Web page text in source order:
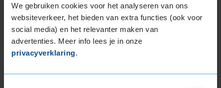
We gebruiken cookies voor het analyseren van ons
websiteverkeer, het bieden van extra functies (ook voor
social media) en het relevanter maken van
advertenties. Meer info lees je in onze
privacyverklaring.
245/40R19 98Y EXTRALOAD
255/30R19 91Y EXTRALOAD
255/35R19 96Y EXTRALOAD
255/35R19 96Y EXTRALOAD
255/35R19 96Y EXTRALOAD